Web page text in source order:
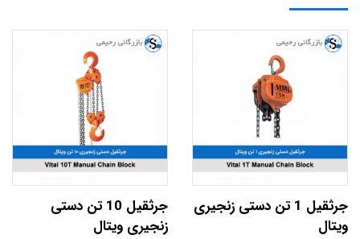
جرثقیل 1 تن دستی زنجیری
ویتال
جرثقیل 10 تن دستی
زنجیری ویتال